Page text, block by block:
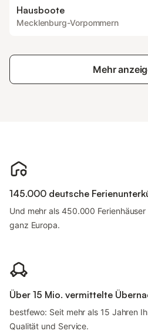
Hausboote
Mecklenburg-Vorpommern
Mehr
145.000 deutsche
Und mehr als 450.000
ganz Europa.
Über 15 Mio. vermittelte
bestfewo: Seit mehr als 15 Jahren
Qualität und Service.